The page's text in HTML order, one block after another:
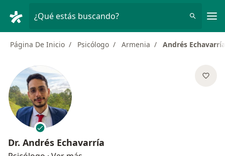
¿Qué estás buscando?
Página De Inicio Psicólogo Armenia Andrés Echavarría
Dr. Andrés Echavarría